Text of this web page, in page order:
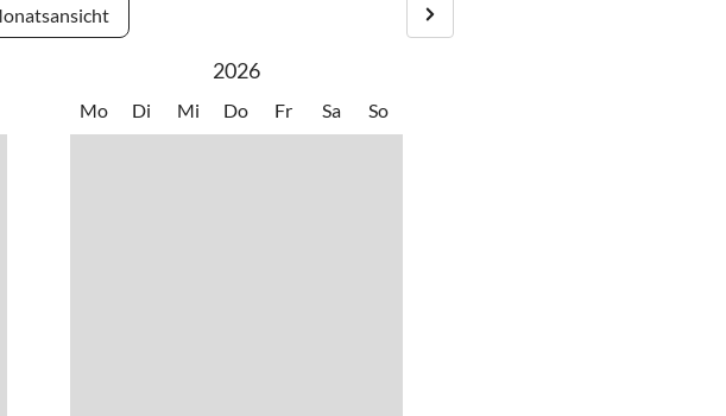
die korrekte Routenplanung zu bekommen empfehlen
auszuführen:
2026
Mo Di Mi Do Fr Sa So